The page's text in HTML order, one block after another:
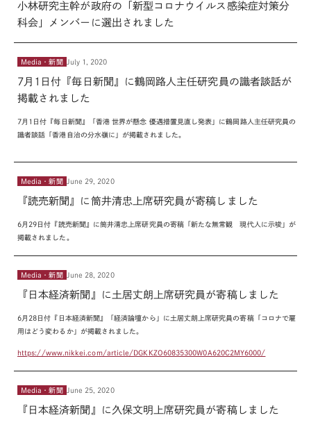
小林研究主幹が政府の「新型コロナウイルス感染症対策分
科会」メンバーに選出されました
Media・新聞 July 1, 2020
7月1日付『毎日新聞』に鶴岡路人主任研究員の識者談話が
掲載されました
7 月 1 日付『毎日新聞』「香港 世界が懸念 優遇措置見直し発表」に鶴岡路人主任研究員の
識者談話「香港自治の分水嶺に」が掲載されました。
Media・新聞 June 29, 2020
『読売新聞』に筒井清忠上席研究員が寄稿しました
6 月 29 日付『読売新聞』に筒井清忠上席研究員の寄稿「新たな無常観 現代人に示唆」が
掲載されました。
Media・新聞 June 28, 2020
『日本経済新聞』に土居丈朗上席研究員が寄稿しました
6 月 28 日付『日本経済新聞』「経済論壇から」に土居丈朗上席研究員の寄稿「コロナで雇
用はどう変わるか」が掲載されました。
https://www.nikkei.com/article/DGKKZO60835300W0A620C2MY6000/
Media・新聞 June 25, 2020
『日本経済新聞』に久保文明上席研究員が寄稿しました